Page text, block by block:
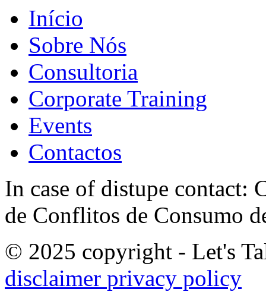
Início
Sobre Nós
Consultoria
Corporate Training
Events
Contactos
In case of distupe contact:
de Conflitos de Consumo
© 2025 copyright - Let's
disclaimer privacy policy